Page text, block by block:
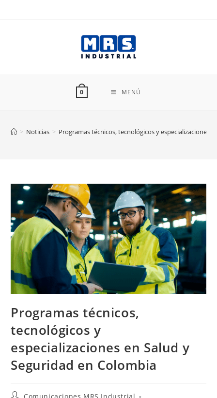
0 MENÚ
> Noticias > Programas técnicos, tecnológicos y especializaciones
Programas técnicos,
tecnológicos y
especializaciones en Salud y
Seguridad en Colombia
AutorComunicaciones MRS Industrial